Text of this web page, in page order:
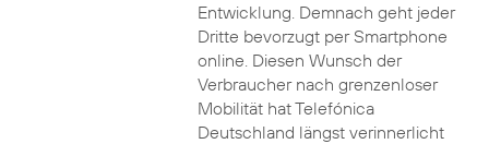
Entwicklung. Demnach geht jeder
Dritte bevorzugt per Smartphone
online. Diesen Wunsch der
Verbraucher nach grenzenloser
Mobilität hat Telefónica
Deutschland längst verinnerlicht